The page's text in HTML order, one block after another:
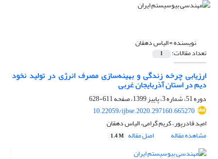
نویسنده =الیاس دهقان
تعداد مقالات: 1
ارزیابی چرخه زندگی و بهینه‌سازی مصرف انرژی در تولید نخود
دیم در استان آذربایجان غربی
دوره 51، شماره 3، پاییز 1399، صفحه
611-628
10.22059/ijbse.2020.297160.665270
امید قادرپور، کریم گرامی، الیاس دهقان
مشاهده مقاله
اصل مقاله 1.4 M